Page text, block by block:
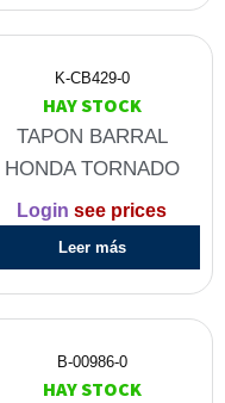
K-CB429-0
HAY STOCK
TAPON BARRAL
HONDA TORNADO
Login see prices
Leer más
B-00986-0
HAY STOCK